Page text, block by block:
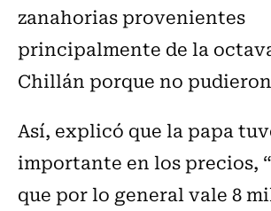
zanahorias provenientes
principalmente de la
Chillán porque no
Así, explicó que la papa
importante en los precios,
que por lo general vale 8